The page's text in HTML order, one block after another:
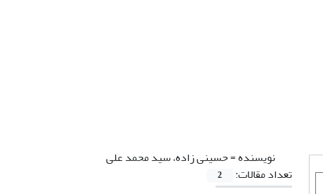
نویسنده =حسینی زاده، سید محمد علی
تعداد مقالات:
2